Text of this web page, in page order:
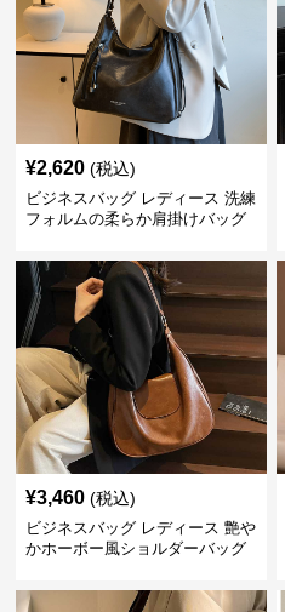
¥2,620 (税込)
ビジネスバッグ レディース 洗練
フォルムの柔らか肩掛けバッグ
¥3,460 (税込)
ビジネスバッグ レディース 艶や
かホーボー風ショルダーバッグ